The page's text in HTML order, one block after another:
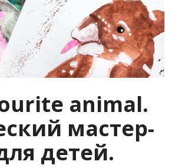
animal.
мастер-
детей.